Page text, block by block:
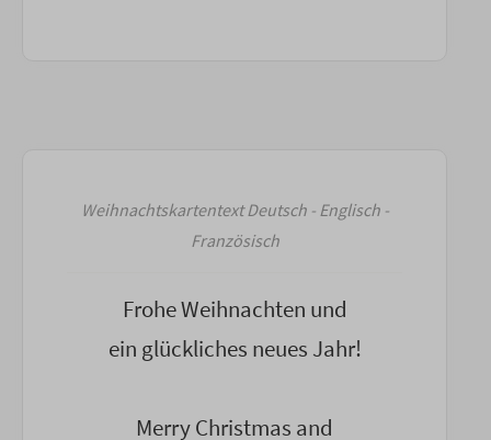
Weihnachtskartentext Deutsch - Englisch -
Französisch
Frohe Weihnachten und
ein glückliches neues Jahr!
Merry Christmas and